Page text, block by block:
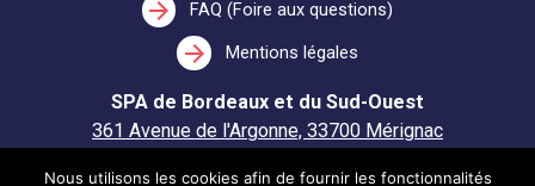
arrow_forward FAQ (Foire aux questions)
arrow_forward Mentions légales
SPA de Bordeaux et du Sud-Ouest
361 Avenue de l'Argonne, 33700 Mérignac
Nous utilisons les cookies afin de fournir les fonctionnalités